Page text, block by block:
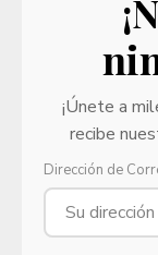
¡Únete a
recibe
Dirección de